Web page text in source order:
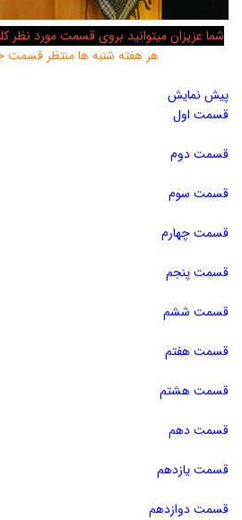
شما عزیزان میتوانید بروی قسمت مورد نظر
هر هفته شنبه ها منتظر قسمت
پیش نمایش
قسمت اول
قسمت دوم
قسمت سوم
قسمت چهارم
قسمت پنجم
قسمت ششم
قسمت هفتم
قسمت هشتم
قسمت دهم
قسمت یازدهم
قسمت دوازدهم